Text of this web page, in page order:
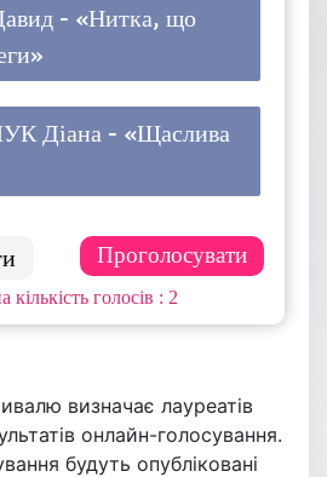
- «Нитка, що
Діана - «Щаслива
: 2
визначає лауреатів
онлайн-голосування.
будуть опубліковані